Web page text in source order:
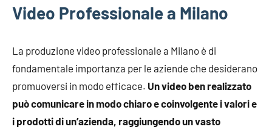
Video Professionale a Milano
La produzione video professionale a Milano è di
fondamentale importanza per le aziende che desiderano
promuoversi in modo efficace. Un video ben realizzato
può comunicare in modo chiaro e coinvolgente i valori e
i prodotti di un’azienda, raggiungendo un vasto